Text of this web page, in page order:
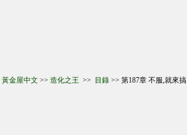
黃金屋中文 >> 造化之王 >> 目錄 >> 第187章 不服,就來搞